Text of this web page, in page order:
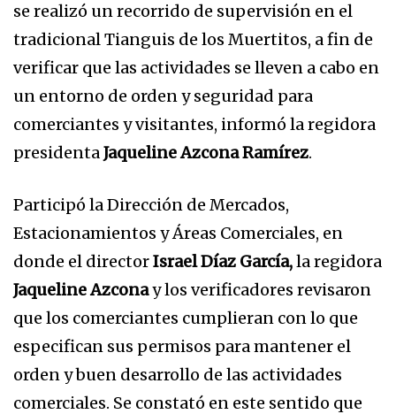
se realizó un recorrido de supervisión en el
tradicional Tianguis de los Muertitos, a fin de
verificar que las actividades se lleven a cabo en
un entorno de orden y seguridad para
comerciantes y visitantes, informó la regidora
presidentaJaqueline Azcona Ramírez.
Participó la Dirección de Mercados,
Estacionamientos y Áreas Comerciales, en
donde el directorIsrael Díaz García,la regidora
Jaqueline Azconay los verificadores revisaron
que los comerciantes cumplieran con lo que
especifican sus permisos para mantener el
orden y buen desarrollo de las actividades
comerciales. Se constató en este sentido que